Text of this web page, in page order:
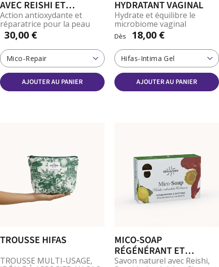
AVEC REISHI ET
CORDYCEPS
Action antioxydante et
réparatrice pour la peau
30,00 €
Mico-Repair
AJOUTER AU PANIER
HYDRATANT VAGINAL
Hydrate et équilibre le
microbiome vaginal
Dès 18,00 €
Hifas-Intima Gel
AJOUTER AU PANIER
TROUSSE HIFAS
TROUSSE MULTI-USAGE,
MICO-SOAP
RÉGÉNÉRANT ET
APAISANT
Savon naturel avec Reishi,